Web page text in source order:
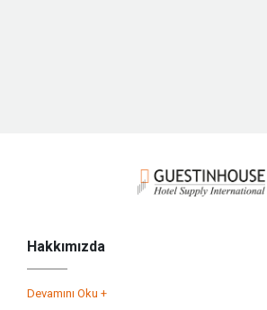
Hakkımızda
Devamını Oku +